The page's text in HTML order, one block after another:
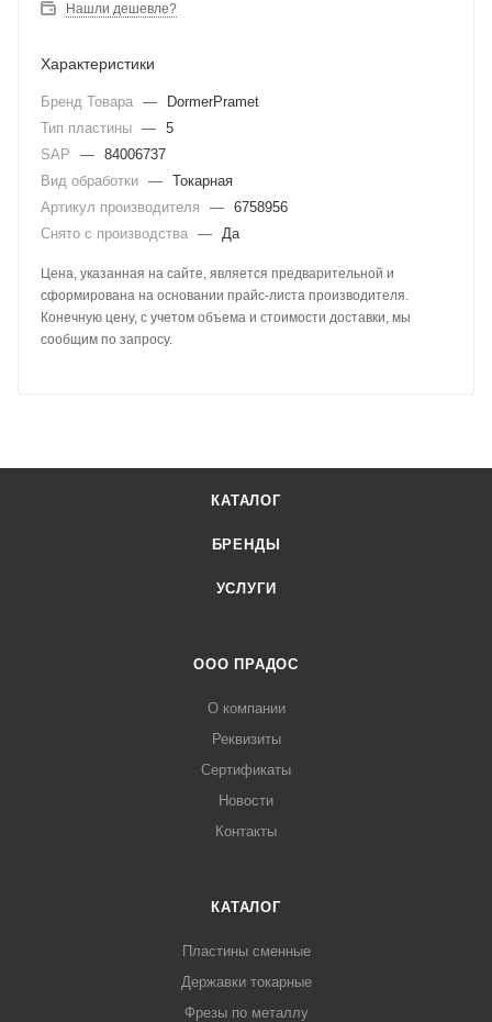
Нашли дешевле?
Характеристики
Бренд Товара —
DormerPramet
Тип пластины — 5
SAP
— 84006737
Вид обработки — Токарная
Артикул производителя
— 6758956
Снято с производства — Да
Цена, указанная на сайте, является предварительной и
сформирована на основании прайс-листа производителя.
Конечную цену, с учетом объема и стоимости доставки, мы
сообщим по запросу.
КАТАЛОГ
БРЕНДЫ
УСЛУГИ
ООО ПРАДОС
О компании
Реквизиты
Сертификаты
Новости
Контакты
КАТАЛОГ
Пластины сменные
Державки токарные
Фрезы по металлу